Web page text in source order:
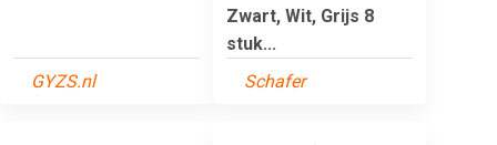
GYZS.nl
Zwart, Wit, Grijs 8
stuk...
Schafer